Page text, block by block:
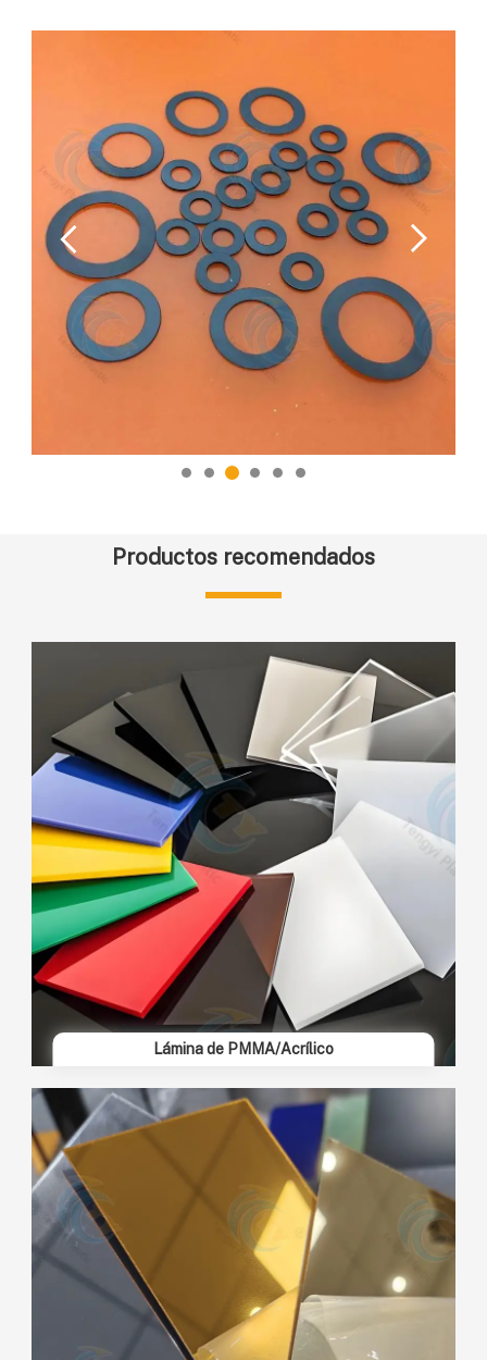
Productos recomendados
Lámina de PMMA/Acrílico